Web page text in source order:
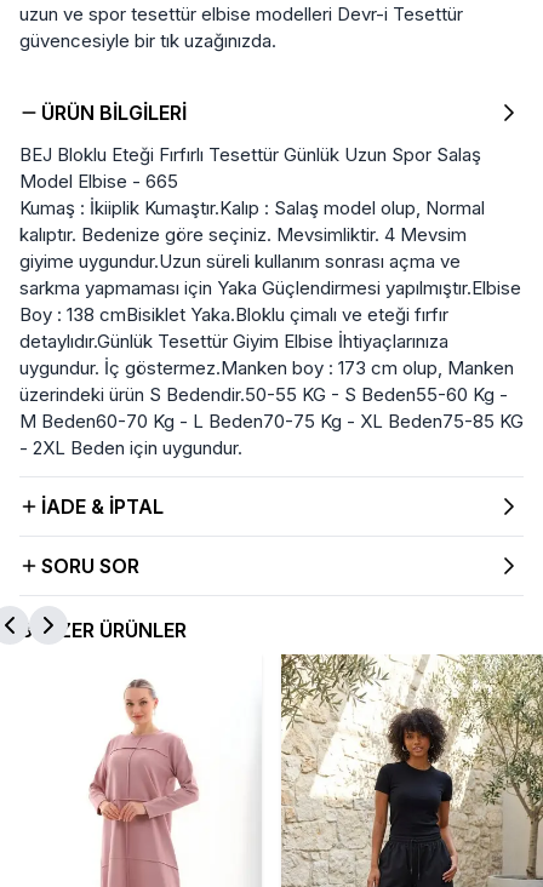
uzun ve spor tesettür elbise modelleri Devr-i Tesettür
güvencesiyle bir tık uzağınızda.
ÜRÜN BILGILERI
BEJ Bloklu Eteği Fırfırlı Tesettür Günlük Uzun Spor Salaş
Model Elbise - 665
Kumaş : İkiiplik Kumaştır.Kalıp : Salaş model olup, Normal
kalıptır. Bedenize göre seçiniz. Mevsimliktir. 4 Mevsim
giyime uygundur.Uzun süreli kullanım sonrası açma ve
sarkma yapmaması için Yaka Güçlendirmesi yapılmıştır.Elbise
Boy : 138 cmBisiklet Yaka.Bloklu çimalı ve eteği fırfır
detaylıdır.Günlük Tesettür Giyim Elbise İhtiyaçlarınıza
uygundur. İç göstermez.Manken boy : 173 cm olup, Manken
üzerindeki ürün S Bedendir.50-55 KG - S Beden55-60 Kg -
M Beden60-70 Kg - L Beden70-75 Kg - XL Beden75-85 KG
- 2XL Beden için uygundur.
İADE & İPTAL
SORU SOR
BENZER ÜRÜNLER